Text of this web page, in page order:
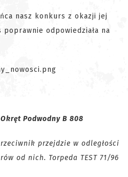
nasz konkurs z okazji jej
poprawnie odpowiedziała na
Podwodny B 808
przejdzie w odległości
od nich. Torpeda TEST 71/96